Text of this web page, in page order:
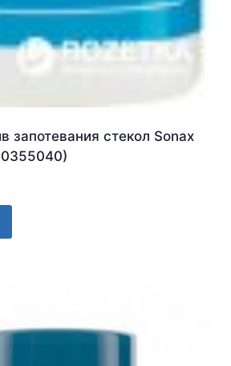
запотевания стекол Sonax